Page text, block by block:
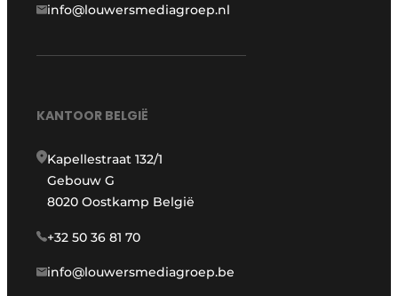
info@louwersmediagroep.nl
KANTOOR BELGIË
Kapellestraat 132/1
Gebouw G
8020 Oostkamp België
+32 50 36 81 70
info@louwersmediagroep.be